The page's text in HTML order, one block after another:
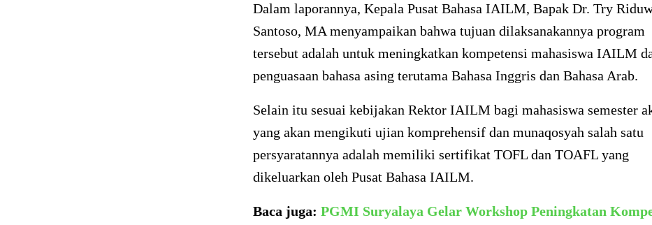
Dalam laporannya, Kepala Pusat Bahasa IAILM, Bapak Dr. Try
Santoso, MA menyampaikan bahwa tujuan dilaksanakannya program
tersebut adalah untuk meningkatkan kompetensi mahasiswa IAILM
penguasaan bahasa asing terutama Bahasa Inggris dan Bahasa Arab.
Selain itu sesuai kebijakan Rektor IAILM bagi mahasiswa semester
yang akan mengikuti ujian komprehensif dan munaqosyah salah satu
persyaratannya adalah memiliki sertifikat TOFL dan TOAFL yang
dikeluarkan oleh Pusat Bahasa IAILM.
Baca juga: PGMI Suryalaya Gelar Workshop Peningkatan